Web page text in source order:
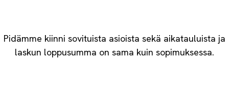
Pidämme kiinni sovituista asioista sekä aikatauluista ja
laskun loppusumma on sama kuin sopimuksessa.